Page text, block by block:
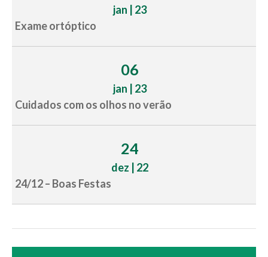
jan | 23
Exame ortóptico
06
jan | 23
Cuidados com os olhos no verão
24
dez | 22
24/12 – Boas Festas